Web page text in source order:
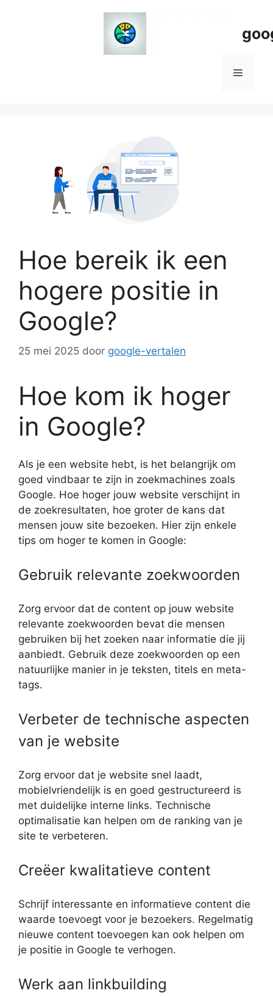
Menu
Hoe bereik ik een
hogere positie in
Google?
25 mei 2025 door google-vertalen
Hoe kom ik hoger
in Google?
Als je een website hebt, is het belangrijk om
goed vindbaar te zijn in zoekmachines zoals
Google. Hoe hoger jouw website verschijnt in
de zoekresultaten, hoe groter de kans dat
mensen jouw site bezoeken. Hier zijn enkele
tips om hoger te komen in Google:
Gebruik relevante zoekwoorden
Zorg ervoor dat de content op jouw website
relevante zoekwoorden bevat die mensen
gebruiken bij het zoeken naar informatie die jij
aanbiedt. Gebruik deze zoekwoorden op een
natuurlijke manier in je teksten, titels en meta-
tags.
Verbeter de technische aspecten
van je website
Zorg ervoor dat je website snel laadt,
mobielvriendelijk is en goed gestructureerd is
met duidelijke interne links. Technische
optimalisatie kan helpen om de ranking van je
site te verbeteren.
Creëer kwalitatieve content
Schrijf interessante en informatieve content die
waarde toevoegt voor je bezoekers. Regelmatig
nieuwe content toevoegen kan ook helpen om
je positie in Google te verhogen.
Werk aan linkbuilding